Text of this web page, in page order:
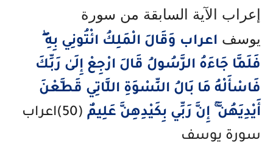
إعراب الآية السابقة من سورة
يوسف اعراب وَقَالَ الْمَلِكُ ائْتُونِي بِهِ ۖ
فَلَمَّا جَاءَهُ الرَّسُولُ قَالَ ارْجِعْ إِلَىٰ رَبِّكَ
فَاسْأَلْهُ مَا بَالُ النِّسْوَةِ اللَّاتِي قَطَّعْنَ
أَيْدِيَهُنَّ ۚ إِنَّ رَبِّي بِكَيْدِهِنَّ عَلِيمٌ
(50)اعراب
سورة يوسف